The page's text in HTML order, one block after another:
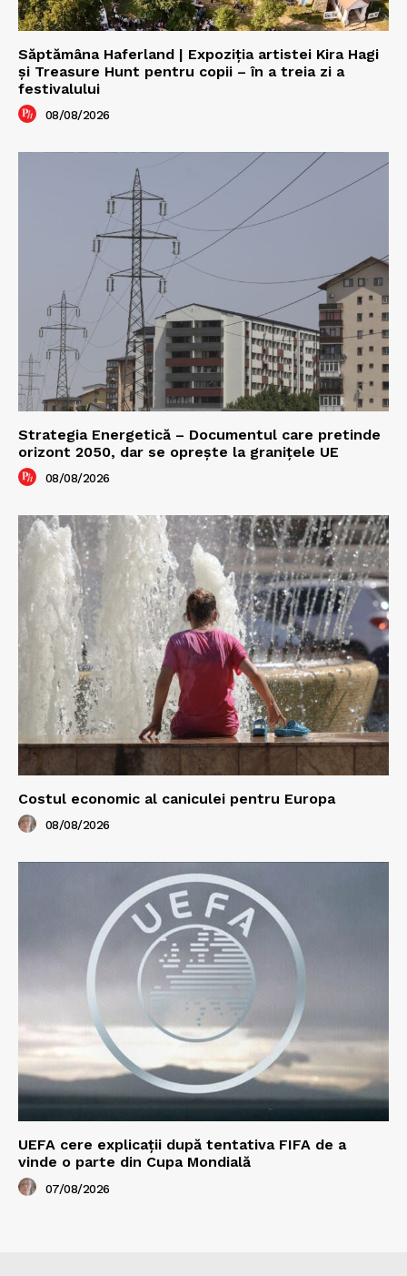
Săptămâna Haferland | Expoziţia artistei Kira Hagi
şi Treasure Hunt pentru copii – în a treia zi a
festivalului
08/08/2026
Strategia Energetică – Documentul care pretinde
orizont 2050, dar se oprește la granițele UE
08/08/2026
Costul economic al caniculei pentru Europa
08/08/2026
UEFA cere explicații după tentativa FIFA de a
vinde o parte din Cupa Mondială
07/08/2026